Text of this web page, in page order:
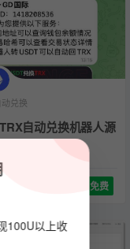
兑换
自动兑换机器人源
免费
100U以上收